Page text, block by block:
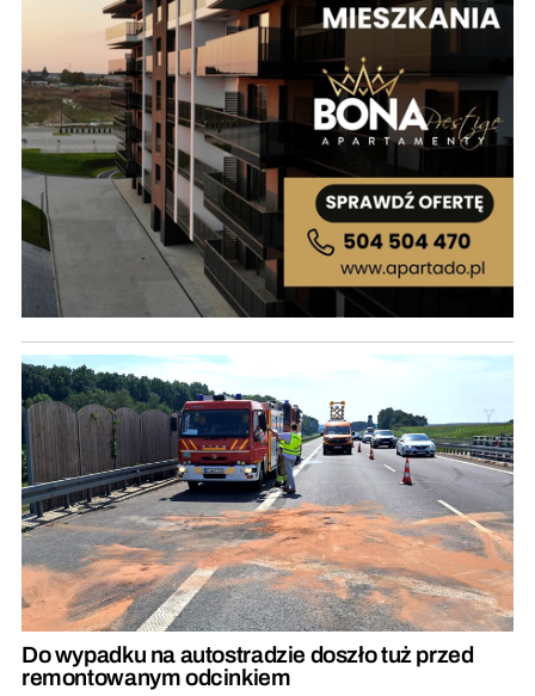
Do wypadku na autostradzie doszło tuż przed
remontowanym odcinkiem